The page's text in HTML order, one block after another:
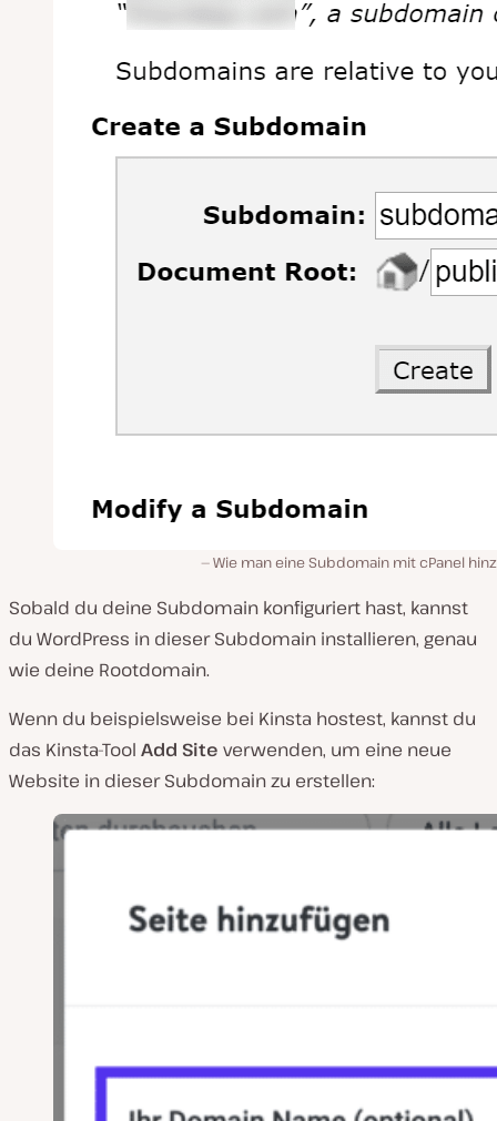
Wie man eine Subdomain mit cPanel
Sobald du deine Subdomain konfiguriert hast, kannst
du WordPress in dieser Subdomain installieren, genau
wie deine Rootdomain.
Wenn du beispielsweise bei Kinsta hostest, kannst du
das Kinsta-Tool Add Site verwenden, um eine neue
Website in dieser Subdomain zu erstellen: